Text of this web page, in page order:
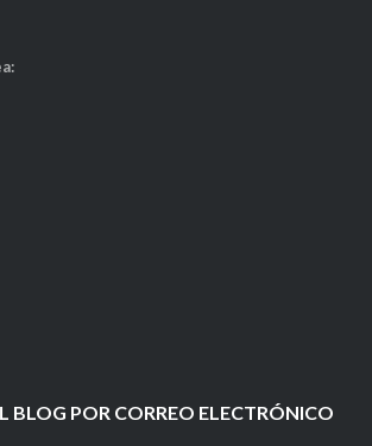
BLOG POR CORREO ELECTRÓNICO